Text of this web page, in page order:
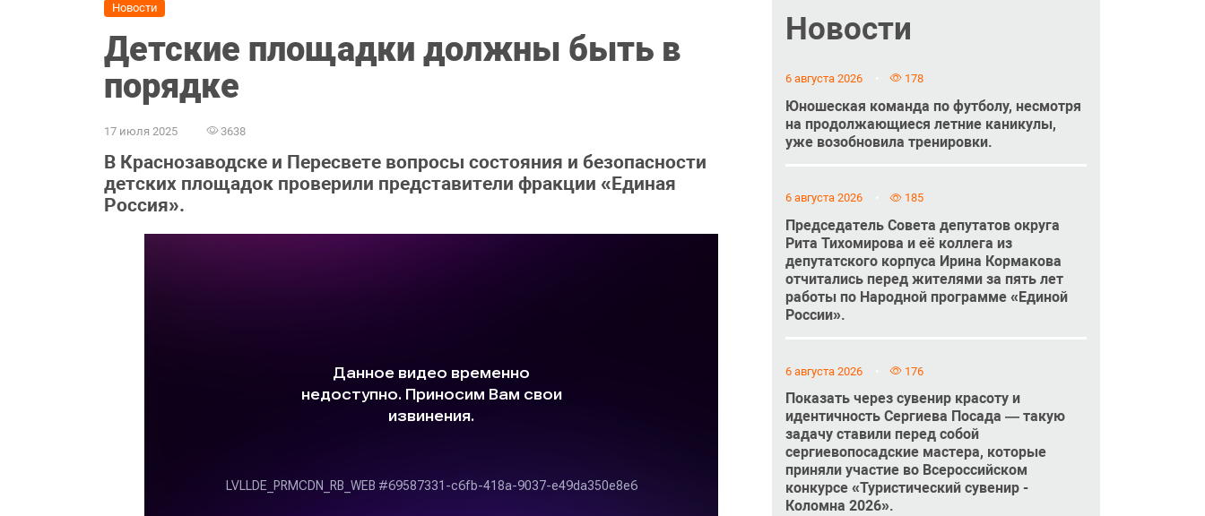
Новости
Детские площадки должны быть в
порядке
17 июля 2025 3638
В Краснозаводске и Пересвете вопросы состояния и безопасности
детских площадок проверили представители фракции «Единая
Россия».
Новости
6 августа 2026 178
Юношеская команда по футболу, несмотря
на продолжающиеся летние каникулы,
уже возобновила тренировки.
6 августа 2026 185
Председатель Совета депутатов округа
Рита Тихомирова и её коллега из
депутатского корпуса Ирина Кормакова
отчитались перед жителями за пять лет
работы по Народной программе «Единой
России».
6 августа 2026 176
Показать через сувенир красоту и
идентичность Сергиева Посада — такую
задачу ставили перед собой
сергиевопосадские мастера, которые
приняли участие во Всероссийском
конкурсе «Туристический сувенир -
Коломна 2026».